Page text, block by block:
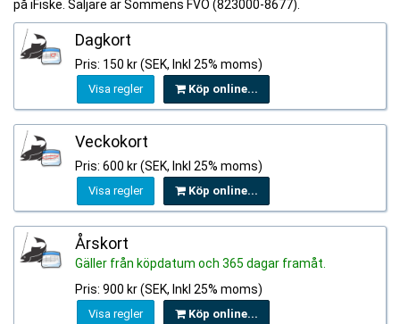
på iFiske. Säljare är Sommens FVO (823000-8677).
Dagkort
Pris: 150 kr (SEK, Inkl 25% moms)
Visa regler Köp online...
Veckokort
Pris: 600 kr (SEK, Inkl 25% moms)
Visa regler Köp online...
Årskort
Gäller från köpdatum och 365 dagar framåt.
Pris: 900 kr (SEK, Inkl 25% moms)
Visa regler Köp online...